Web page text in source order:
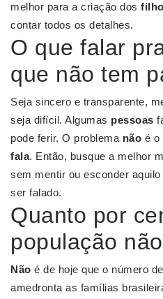
melhor para a criação dos
contar todos os detalhes.
O que falar
que não tem
Seja sincero e transparente,
seja difícil. Algumas pessoas
pode ferir. O problema não é o
fala. Então, busque a melhor
sem mentir ou esconder
ser falado.
Quanto por
população
Não é de hoje que o número
amedronta as famílias